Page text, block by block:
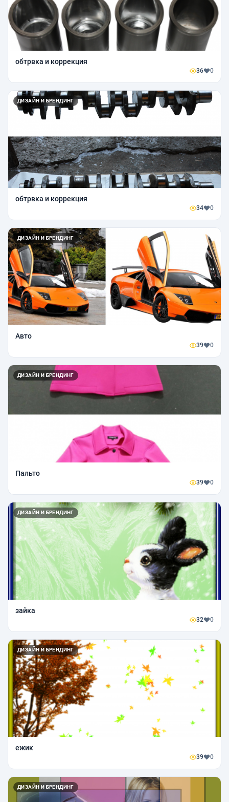
обтрвка и коррекция
36 0
ДИЗАЙН И БРЕНДИНГ
обтрвка и коррекция
34 0
ДИЗАЙН И БРЕНДИНГ
Авто
39 0
ДИЗАЙН И БРЕНДИНГ
Пальто
39 0
ДИЗАЙН И БРЕНДИНГ
зайка
32 0
ДИЗАЙН И БРЕНДИНГ
ежик
39 0
ДИЗАЙН И БРЕНДИНГ